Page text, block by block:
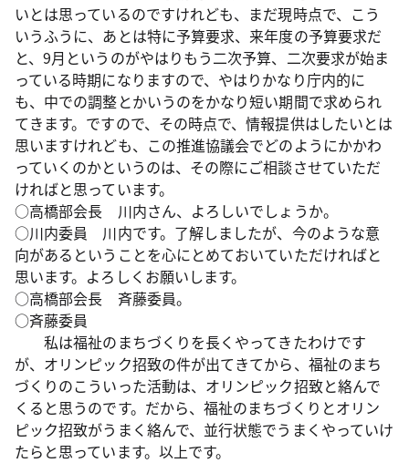
いとは思っているのですけれども、まだ現時点で、こう
いうふうに、あとは特に予算要求、来年度の予算要求だ
と、9月というのがやはりもう二次予算、二次要求が始ま
っている時期になりますので、やはりかなり庁内的に
も、中での調整とかいうのをかなり短い期間で求められ
てきます。ですので、その時点で、情報提供はしたいとは
思いますけれども、この推進協議会でどのようにかかわ
っていくのかというのは、その際にご相談させていただ
ければと思っています。
○高橋部会長 川内さん、よろしいでしょうか。
○川内委員 川内です。了解しましたが、今のような意
向があるということを心にとめておいていただければと
思います。よろしくお願いします。
○高橋部会長 斉藤委員。
○斉藤委員
私は福祉のまちづくりを長くやってきたわけです
が、オリンピック招致の件が出てきてから、福祉のまち
づくりのこういった活動は、オリンピック招致と絡んで
くると思うのです。だから、福祉のまちづくりとオリン
ピック招致がうまく絡んで、並行状態でうまくやっていけ
たらと思っています。以上です。